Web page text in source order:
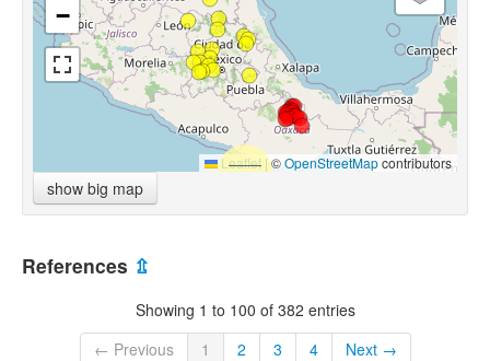
−
Leaflet |©OpenStreetMapcontributors
show big map
References ⇫
Showing 1 to 100 of 382 entries
← Previous
1 2 3 4 Next →